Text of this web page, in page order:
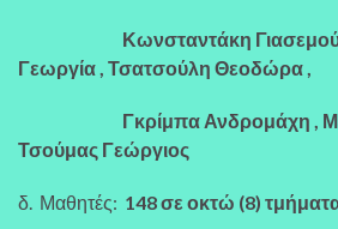
Κωνσταντάκη Γιασεμούλα
Γεωργία , Τσατσούλη Θεοδώρα ,
Γκρίμπα Ανδρομάχη ,
Τσούμας Γεώργιος
δ. Μαθητές: 148 σε οκτώ (8)